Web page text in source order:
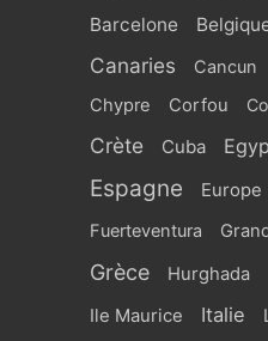
Barcelone
Canaries Cancun
Chypre Corfou
Crète Cuba
Espagne Europe
Fuerteventura
Grèce Hurghada
Ile Maurice Italie